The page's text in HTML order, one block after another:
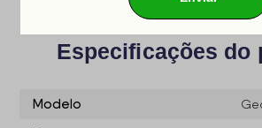
Especificações do
Modelo